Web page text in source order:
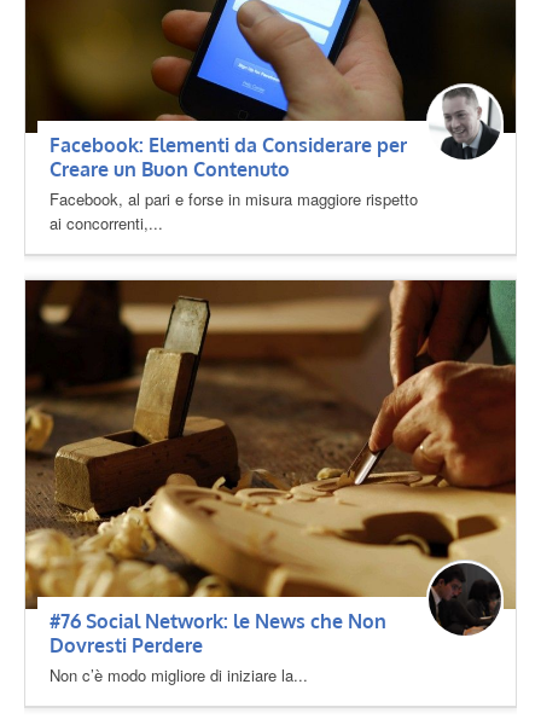
Facebook: Elementi da Considerare per
Creare un Buon Contenuto
Facebook, al pari e forse in misura maggiore rispetto
ai concorrenti,...
#76 Social Network: le News che Non
Dovresti Perdere
Non c’è modo migliore di iniziare la...